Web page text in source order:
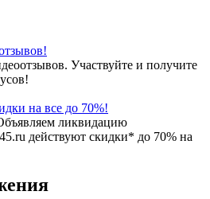
Участвуйте и получите
на все до 70%!
ликвидацию
действуют скидки* до 70% на